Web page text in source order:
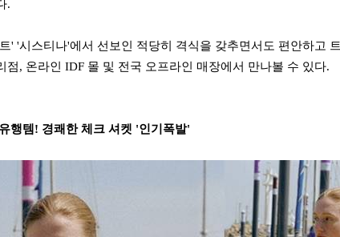
.
' '시스티나'에서 선보인 적당히 격식을 갖추면서도 편안하고
점, 온라인 IDF 몰 및 전국 오프라인 매장에서 만나볼 수 있다.
행템! 경쾌한 체크 셔켓 '인기폭발'